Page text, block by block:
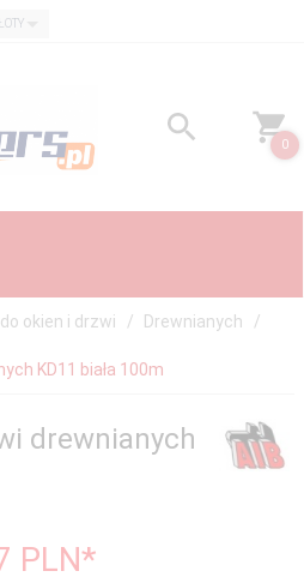
0
okien i drzwi Drewnianych
KD11 biała 100m
drewnianych
PLN*